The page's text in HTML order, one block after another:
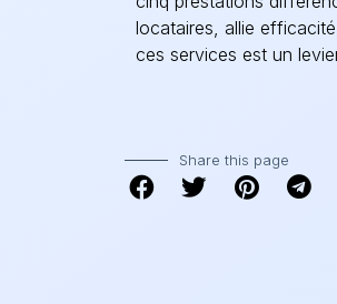
locataires, allie
ces services est un
Share this page